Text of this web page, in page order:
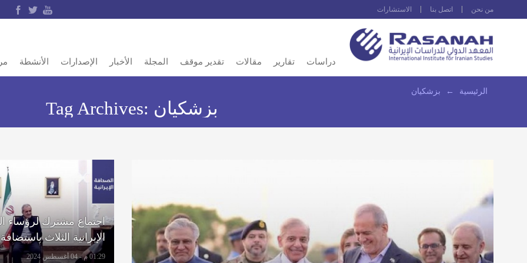
من نحن اتصل بنا الاستشارات
دراسات تقارير مقالات تقدير موقف المجلة الأخبار الإصدارات الأنشطة
الرئيسية ← بزشكيان
Tag Archives: بزشكيان
اجتماع مشترك لرؤساء
الإيرانية الثلاث
وإنتاج النفط الإيراني
01:29 م - 04 أغسطس 2024